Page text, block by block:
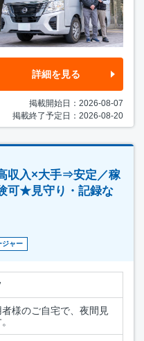
詳細を見る
掲載開始日：2026-08-07
掲載終了予定日：2026-08-20
収入×大手⇒安定／稼
可★見守り・記録な
ジャー
様のご自宅で、夜間見